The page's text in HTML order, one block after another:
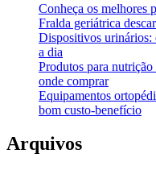
Conheça os melhores
Fralda geriátrica
Dispositivos urinários:
a dia
Produtos para
onde comprar
Equipamentos
bom custo-benefício
Arquivos